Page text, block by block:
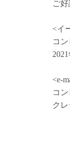
ご
<イ
コ
<e-
コ
ク